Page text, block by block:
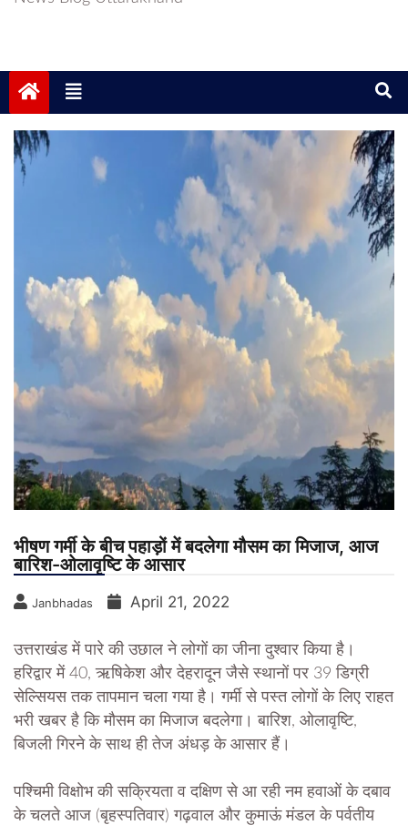
भीषण गर्मी के बीच पहाड़ों में बदलेगा मौसम का मिजाज, आज
बारिश-ओलावृष्टि के आसार
Janbhadas April 21, 2022
उत्तराखंड में पारे की उछाल ने लोगों का जीना दुश्वार किया है।
हरिद्वार में 40, ऋषिकेश और देहरादून जैसे स्थानों पर 39 डिग्री
सेल्सियस तक तापमान चला गया है। गर्मी से पस्त लोगों के लिए राहत
भरी खबर है कि मौसम का मिजाज बदलेगा। बारिश, ओलावृष्टि,
बिजली गिरने के साथ ही तेज अंधड़ के आसार हैं।
पश्चिमी विक्षोभ की सक्रियता व दक्षिण से आ रही नम हवाओं के दबाव
के चलते आज (बृहस्पतिवार) गढ़वाल और कुमाऊं मंडल के पर्वतीय